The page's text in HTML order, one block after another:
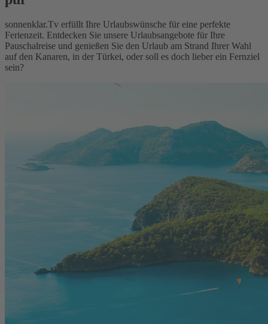
sonnenklar.Tv erfüllt Ihre Urlaubswünsche für eine perfekte
Ferienzeit. Entdecken Sie unsere Urlaubsangebote für Ihre
Pauschalreise und genießen Sie den Urlaub am Strand Ihrer Wahl
auf den Kanaren, in der Türkei, oder soll es doch lieber ein Fernziel
sein?